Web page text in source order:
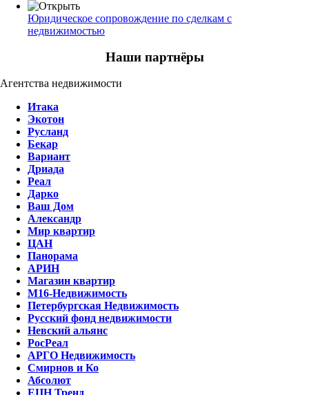
Юридическое сопровождение по сделкам с
недвижимостью
Наши партнёры
Агентства недвижимости
Итака
Экотон
Русланд
Бекар
Вариант
Дриада
Реал
Дарко
Ваш Дом
Александр
Мир квартир
ЦАН
Панорама
АРИН
Магазин квартир
М16-Недвижимость
Петербургская Недвижимость
Русский фонд недвижимости
Невский альянс
РосРеал
АРГО Недвижимость
Смирнов и Ко
Абсолют
ЕЦН Тренд